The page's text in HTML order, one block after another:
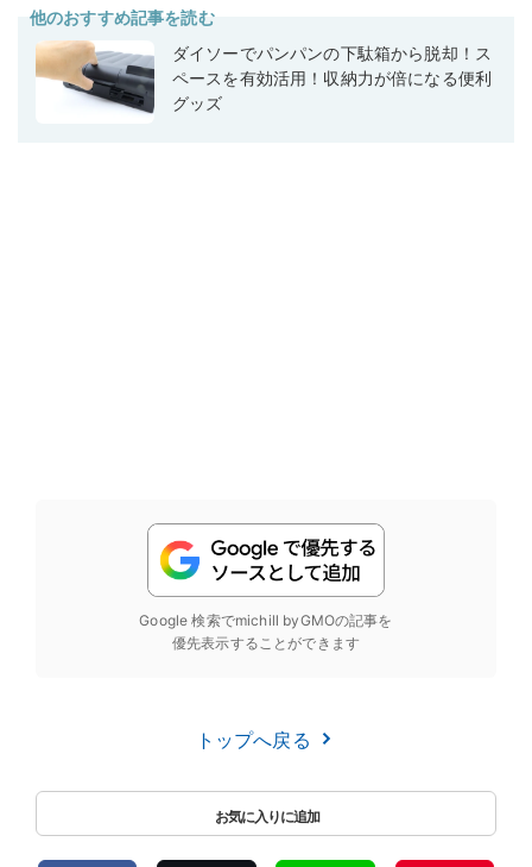
他のおすすめ記事を読む
ダイソーでパンパンの下駄箱から脱却！ス
ペースを有効活用！収納力が倍になる便利
グッズ
Google 検索でmichill byGMOの記事を
優先表示することができます
トップへ戻る